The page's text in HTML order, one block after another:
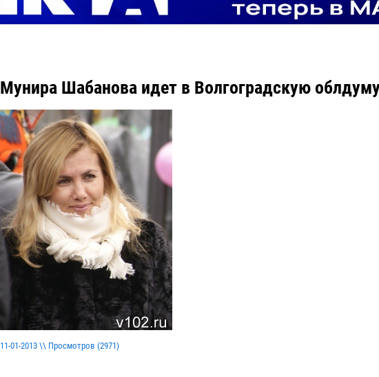
Мунира Шабанова идет в Волгоградскую
11-01-2013 \\ Просмотров (2971)